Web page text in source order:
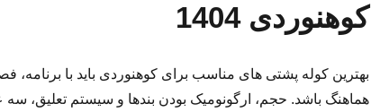
کوهنوردی 1404
بهترین کوله پشتی های مناسب برای کوهنوردی باید با
هماهنگ باشد. حجم، ارگونومیک بودن بندها و سیستم تعلیق،